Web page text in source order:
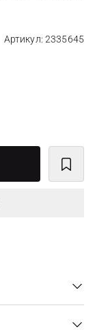
Артикул: 2335645